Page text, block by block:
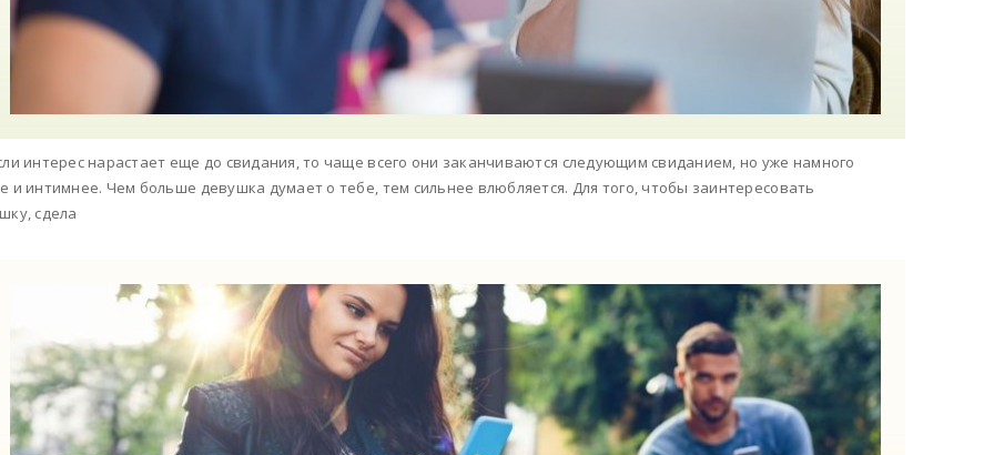
интерес нарастает еще до свидания, то чаще всего они заканчиваются следующим свиданием, но уже намного
и интимнее. Чем больше девушка думает о тебе, тем сильнее влюбляется. Для того, чтобы заинтересовать
сдела